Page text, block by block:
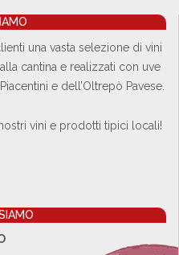
una vasta selezione di vini
cantina e realizzati con uve
e dell’Oltrepò Pavese.
vini e prodotti tipici locali!